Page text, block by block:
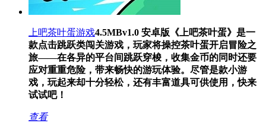
上吧茶叶蛋游戏4.5MBv1.0 安卓版 《上吧茶叶蛋》是一
款点击跳跃类闯关游戏，玩家将操控茶叶蛋开启冒险之
旅——在各异的平台间跳跃穿梭，收集金币的同时还要
应对重重危险，带来畅快的游玩体验。尽管是款小游
戏，玩起来却十分轻松，还有丰富道具可供使用，快来
试试吧！
查看